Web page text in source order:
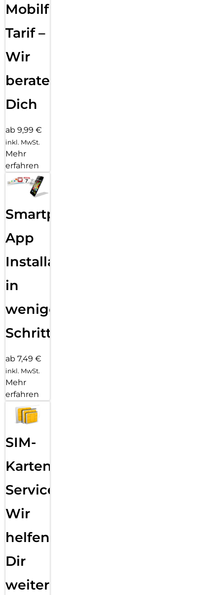
Mobilfunk
Tarif –
Wir
beraten
Dich
ab 9,99 €
inkl. MwSt.
Mehr
erfahren
Smartphone
App
Installation
in
wenigen
Schritten
ab 7,49 €
inkl. MwSt.
Mehr
erfahren
SIM-
Karten
Service:
Wir
helfen
Dir
weiter